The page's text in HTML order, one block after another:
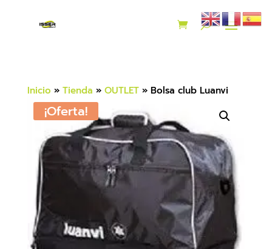
Inicio » Tienda » OUTLET» Bolsa club Luanvi
¡Oferta!